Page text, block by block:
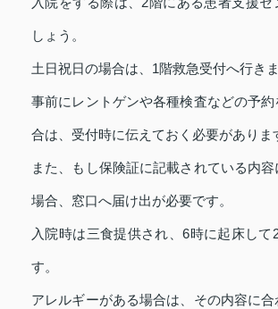
しょう。
土日祝日の場合は、1階救急受付へ行きま
事前にレントゲンや各種検査などの予
合は、受付時に伝えておく必要がありま
また、もし保険証に記載されている内
場合、窓口へ届け出が必要です。
入院時は三食提供され、6時に起床して
す。
アレルギーがある場合は、その内容に